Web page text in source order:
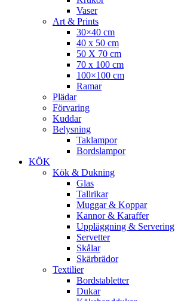
Vaser
Art & Prints
30×40 cm
40 x 50 cm
50 X 70 cm
70 x 100 cm
100×100 cm
Ramar
Plädar
Förvaring
Kuddar
Belysning
Taklampor
Bordslampor
KÖK
Kök & Dukning
Glas
Tallrikar
Muggar & Koppar
Kannor & Karaffer
Uppläggning & Servering
Servetter
Skålar
Skärbrädor
Textilier
Bordstabletter
Dukar